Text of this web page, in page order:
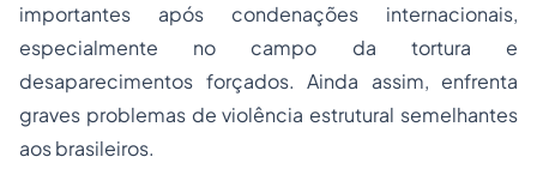
importantes após condenações internacionais,
especialmente no campo da tortura e
desaparecimentos forçados. Ainda assim, enfrenta
graves problemas de violência estrutural semelhantes
aos brasileiros.